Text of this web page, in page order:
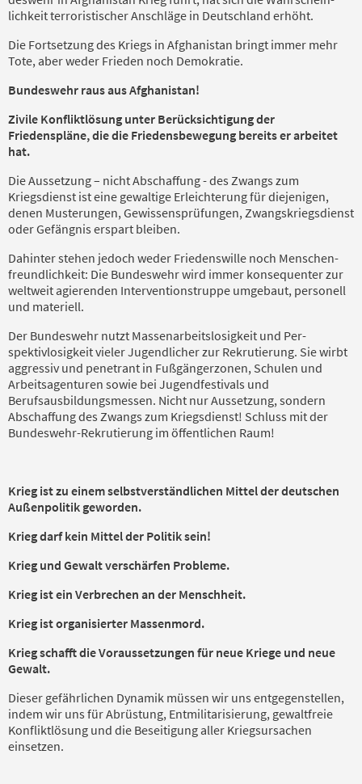
lichkeit terroristischer Anschläge in Deutschland erhöht.
Die Fortsetzung des Kriegs in Afghanistan bringt im­mer mehr
Tote, aber weder Frieden noch De­mokratie.
Bundeswehr raus aus Afghanistan!
Zivile Konfliktlösung unter Berücksichtigung der
Friedenspläne, die die Friedensbewegung bereits er arbeitet
hat.
Die Aussetzung – nicht Abschaffung - des Zwangs zum
Kriegsdienst ist eine gewaltige Erleichterung für diejenigen,
denen Musterungen, Gewissens­prüfungen, Zwangskriegsdienst
oder Gefängnis erspart bleiben.
Dahinter stehen jedoch weder Friedenswille noch Men­schen­
freundlichkeit: Die Bundeswehr wird immer kon­se­quenter zur
weltweit agierenden Interventions­trup­pe um­gebaut, personell
und materiell.
Der Bundeswehr nutzt Massenarbeitslosigkeit und Per­
spektivlosigkeit vieler Jugendlicher zur Rekru­tierung. Sie wirbt
aggressiv und penetrant in Fuß­gängerzonen, Schulen und
Arbeitsagenturen sowie bei Jugendfesti­vals und
Berufsausbildungsmessen. Nicht nur Aussetzung, sondern
Abschaffung des Zwangs zum Kriegsdienst! Schluss mit der
Bun­deswehr-Rekrutierung im öffentlichen Raum!
Krieg ist zu einem selbstverständlichen Mittel der deutschen
Außenpolitik geworden.
Krieg darf kein Mittel der Politik sein!
Krieg und Gewalt verschärfen Probleme.
Krieg ist ein Verbrechen an der Menschheit.
Krieg ist organisierter Massenmord.
Krieg schafft die Voraussetzungen für neue Kriege und neue
Gewalt.
Dieser gefährlichen Dynamik müssen wir uns ent­ge­genstellen,
indem wir uns für Abrüstung, Ent­militari­sierung, gewaltfreie
Konfliktlösung und die Beseiti­gung aller Kriegsursachen
einsetzen.